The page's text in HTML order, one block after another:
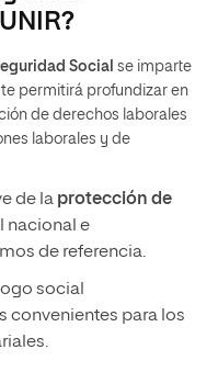
Social se imparte
permitirá profundizar en
de derechos laborales
laborales y de
de la protección de
nacional e
de referencia.
social
convenientes para los